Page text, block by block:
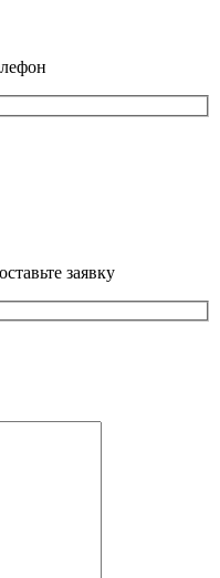
заявку